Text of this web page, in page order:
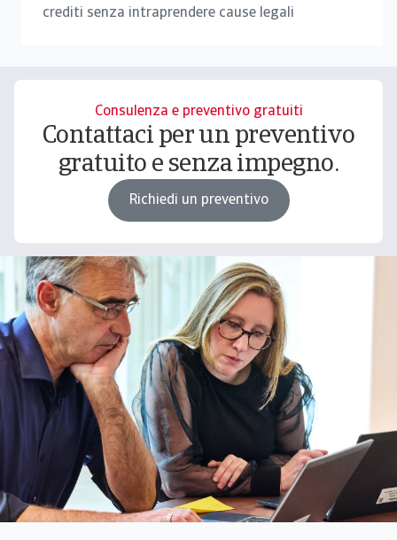
crediti senza intraprendere cause legali
Consulenza e preventivo gratuiti
Contattaci per un preventivo
gratuito e senza impegno.
Richiedi un preventivo